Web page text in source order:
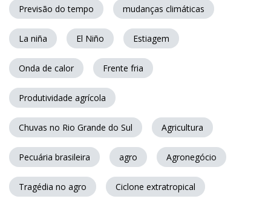
Previsão do tempo mudanças climáticas
La niña El Niño Estiagem
Onda de calor Frente fria
Produtividade agrícola
Chuvas no Rio Grande do Sul Agricultura
Pecuária brasileira agro Agronegócio
Tragédia no agro Ciclone extratropical